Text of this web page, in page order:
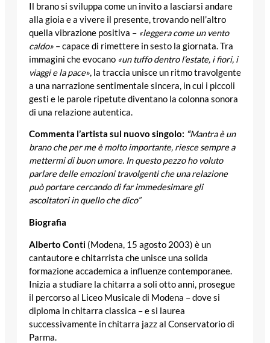
Il brano si sviluppa come un invito a lasciarsi andare
alla gioia e a vivere il presente, trovando nell’altro
quella vibrazione positiva – «leggera come un vento
caldo» – capace di rimettere in sesto la giornata. Tra
immagini che evocano «un tuffo dentro l’estate, i fiori, i
viaggi e la pace», la traccia unisce un ritmo travolgente
a una narrazione sentimentale sincera, in cui i piccoli
gesti e le parole ripetute diventano la colonna sonora
di una relazione autentica.
Commenta l’artista sul nuovo singolo: “Mantra è un
brano che per me è molto importante, riesce sempre a
mettermi di buon umore. In questo pezzo ho voluto
parlare delle emozioni travolgenti che una relazione
può portare cercando di far immedesimare gli
ascoltatori in quello che dico”
Biografia
Alberto Conti (Modena, 15 agosto 2003) è un
cantautore e chitarrista che unisce una solida
formazione accademica a influenze contemporanee.
Inizia a studiare la chitarra a soli otto anni, prosegue
il percorso al Liceo Musicale di Modena – dove si
diploma in chitarra classica – e si laurea
successivamente in chitarra jazz al Conservatorio di
Parma.